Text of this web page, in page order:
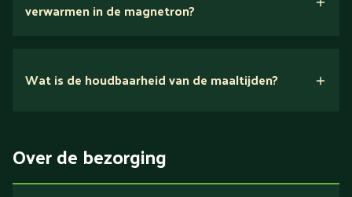
Verlaagd in koolhydraten
Verlaagd in zout
verwarmen in de magnetron?
Wat is de houdbaarheid van de maaltijden?
Over de bezorging